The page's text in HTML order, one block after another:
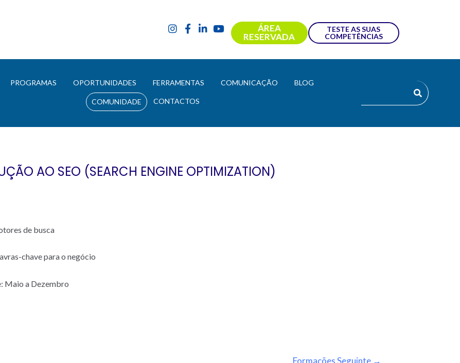
ÁREA
RESERVADA
TESTE AS SUAS
COMPETÊNCIAS
PROGRAMAS OPORTUNIDADES FERRAMENTAS COMUNICAÇÃO BLOG
COMUNIDADE CONTACTOS
AO SEO (SEARCH ENGINE OPTIMIZATION)
de busca
chave para o negócio
Maio a Dezembro
Formações Seguinte →